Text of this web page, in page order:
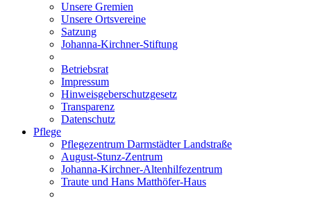
Unsere Gremien
Unsere Ortsvereine
Satzung
Johanna-Kirchner-Stiftung
Betriebsrat
Impressum
Hinweisgeberschutzgesetz
Transparenz
Datenschutz
Pflege
Pflegezentrum Darmstädter Landstraße
August-Stunz-Zentrum
Johanna-Kirchner-Altenhilfezentrum
Traute und Hans Matthöfer-Haus